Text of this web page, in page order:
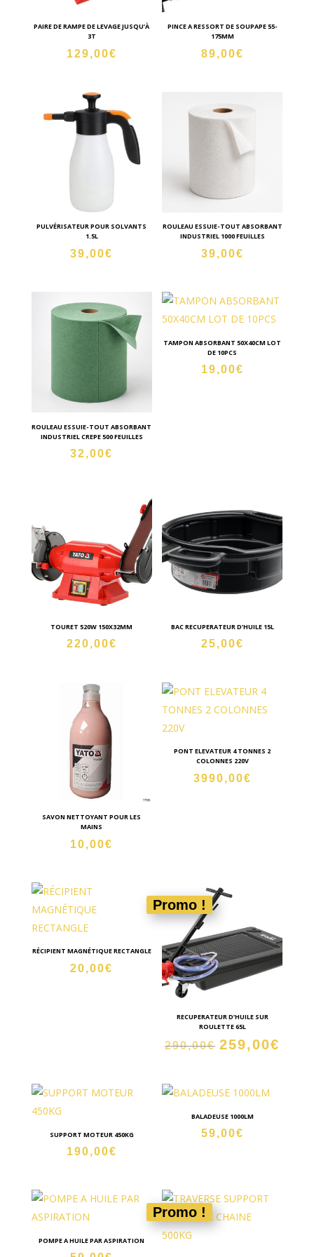
PAIRE DE RAMPE DE LEVAGE JUSQU’À
3T
129,00€
PINCE A RESSORT DE SOUPAPE 55-
175MM
89,00€
PULVÉRISATEUR POUR SOLVANTS
1.5L
39,00€
ROULEAU ESSUIE-TOUT ABSORBANT
INDUSTRIEL 1000 FEUILLES
39,00€
ROULEAU ESSUIE-TOUT ABSORBANT
INDUSTRIEL CREPE 500 FEUILLES
32,00€
TAMPON ABSORBANT 50X40CM LOT
DE 10PCS
19,00€
TOURET 520W 150X32MM
220,00€
BAC RECUPERATEUR D’HUILE 15L
25,00€
SAVON NETTOYANT POUR LES
MAINS
10,00€
PONT ELEVATEUR 4 TONNES 2
COLONNES 220V
3990,00€
RÉCIPIENT MAGNÉTIQUE RECTANGLE
20,00€
Promo !
RECUPERATEUR D’HUILE SUR
ROULETTE 65L
290,00€ Le
était :
290,00€.
259,00€
SUPPORT MOTEUR 450KG
190,00€
BALADEUSE 1000LM
59,00€
POMPE A HUILE PAR ASPIRATION
Promo !